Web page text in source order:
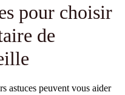
pour choisir
de
astuces peuvent vous aider